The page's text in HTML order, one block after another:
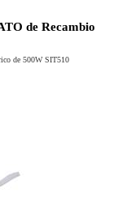
de Recambio
de 500W SIT510